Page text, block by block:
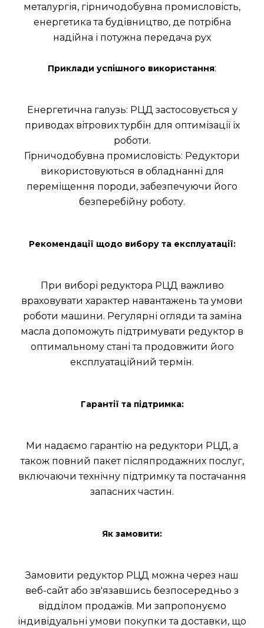
металургія, гірничодобувна промисловість,
енергетика та будівництво, де потрібна
надійна і потужна передача рух
Приклади успішного використання:
Енергетична галузь: РЦД застосовується у
приводах вітрових турбін для оптимізації їх
роботи.
Гірничодобувна промисловість: Редуктори
використовуються в обладнанні для
переміщення породи, забезпечуючи його
безперебійну роботу.
Рекомендації щодо вибору та експлуатації:
При виборі редуктора РЦД важливо
враховувати характер навантажень та умови
роботи машини. Регулярні огляди та заміна
масла допоможуть підтримувати редуктор в
оптимальному стані та продовжити його
експлуатаційний термін.
Гарантії та підтримка:
Ми надаємо гарантію на редуктори РЦД, а
також повний пакет післяпродажних послуг,
включаючи технічну підтримку та постачання
запасних частин.
Як замовити:
Замовити редуктор РЦД можна через наш
веб-сайт або зв'язавшись безпосередньо з
відділом продажів. Ми запропонуємо
індивідуальні умови покупки та доставки, що